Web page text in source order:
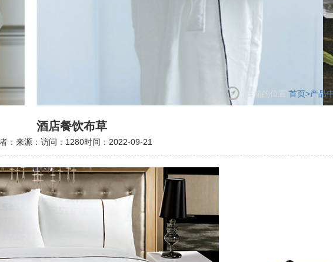
当前的位置:首页>产品
酒店餐饮布草
： 来源： 访问：1280时间：2022-09-21